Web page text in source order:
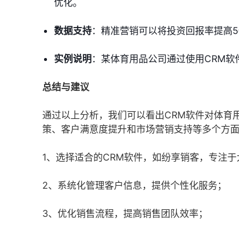
优化。
数据支持：精准营销可以将投资回报率提高
实例说明 ：某体育用品公司通过使用CRM
总结与建议
通过以上分析，我们可以看出CRM软件对体
策、客户满意度提升和市场营销支持等多个方
1、选择适合的CRM软件，如纷享销客，专注于
2、系统化管理客户信息，提供个性化服务；
3、优化销售流程，提高销售团队效率；